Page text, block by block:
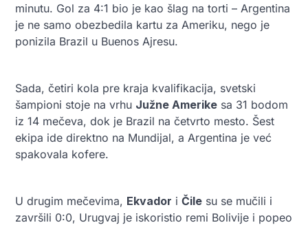
minutu. Gol za 4:1 bio je kao šlag na torti – Argentina
je ne samo obezbedila kartu za Ameriku, nego je
ponizila Brazil u Buenos Ajresu.
Sada, četiri kola pre kraja kvalifikacija, svetski
šampioni stoje na vrhu Južne Amerike sa 31 bodom
iz 14 mečeva, dok je Brazil na četvrto mesto. Šest
ekipa ide direktno na Mundijal, a Argentina je već
spakovala kofere.
U drugim mečevima, Ekvador i Čile su se mučili i
završili 0:0, Urugvaj je iskoristio remi Bolivije i popeo